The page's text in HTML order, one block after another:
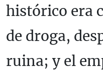
histórico era
de droga,
ruina; y el